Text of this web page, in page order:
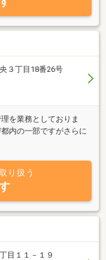
３丁目18番26号
を業務としておりま
内の一部ですがさらに
客様に寄添い、望みを
り扱う
目１１－１９